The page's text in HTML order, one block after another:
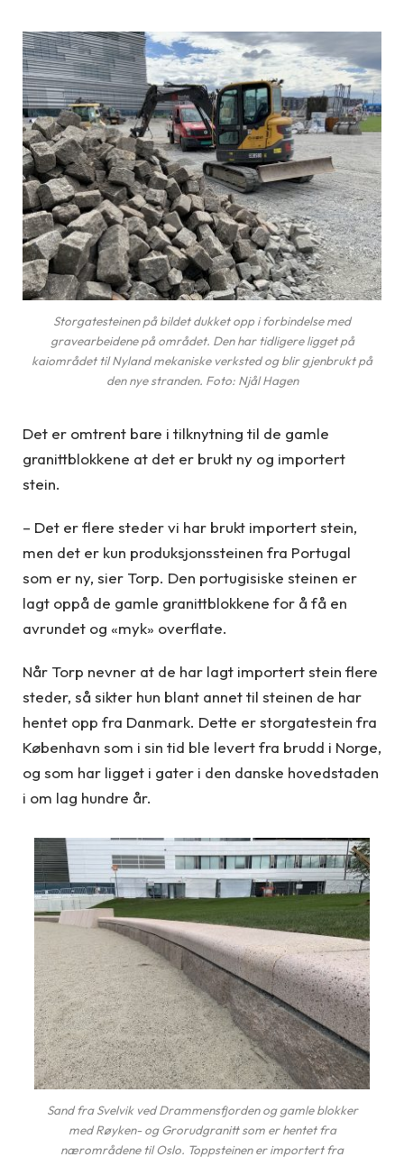
Storgatesteinen på bildet dukket opp i forbindelse med
gravearbeidene på området. Den har tidligere ligget på
kaiområdet til Nyland mekaniske verksted og blir gjenbrukt på
den nye stranden. Foto: Njål Hagen
Det er omtrent bare i tilknytning til de gamle
granittblokkene at det er brukt ny og importert
stein.
– Det er flere steder vi har brukt importert stein,
men det er kun produksjonssteinen fra Portugal
som er ny, sier Torp. Den portugisiske steinen er
lagt oppå de gamle granittblokkene for å få en
avrundet og «myk» overflate.
Når Torp nevner at de har lagt importert stein flere
steder, så sikter hun blant annet til steinen de har
hentet opp fra Danmark. Dette er storgatestein fra
København som i sin tid ble levert fra brudd i Norge,
og som har ligget i gater i den danske hovedstaden
i om lag hundre år.
Sand fra Svelvik ved Drammensfjorden og gamle blokker
med Røyken- og Grorudgranitt som er hentet fra
nærområdene til Oslo. Toppsteinen er importert fra